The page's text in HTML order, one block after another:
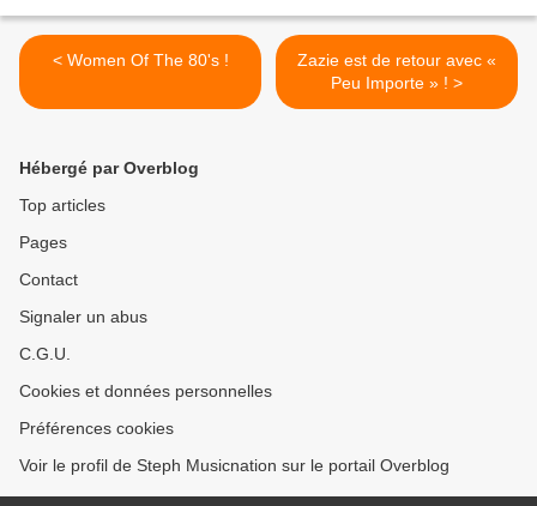
< Women Of The 80's !
Zazie est de retour avec «
Peu Importe » ! >
Hébergé par Overblog
Top articles
Pages
Contact
Signaler un abus
C.G.U.
Cookies et données personnelles
Préférences cookies
Voir le profil de Steph Musicnation sur le portail Overblog